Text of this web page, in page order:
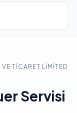
TICARET LIMITED
Servisi